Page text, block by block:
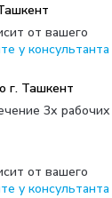
от вашего
у консультанта
г. Ташкент
3х
от вашего
у консультанта